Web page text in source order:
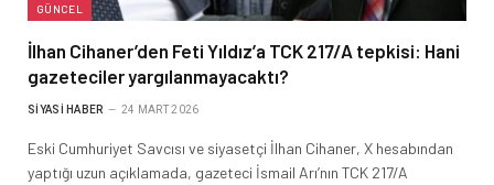
GÜNCEL
İlhan Cihaner’den Feti Yıldız’a TCK 217/A tepkisi: Hani
gazeteciler yargılanmayacaktı?
SIYASI HABER 24 MART 2026
Eski Cumhuriyet Savcısı ve siyasetçi İlhan Cihaner, X hesabından
yaptığı uzun açıklamada, gazeteci İsmail Arı’nın TCK 217/A